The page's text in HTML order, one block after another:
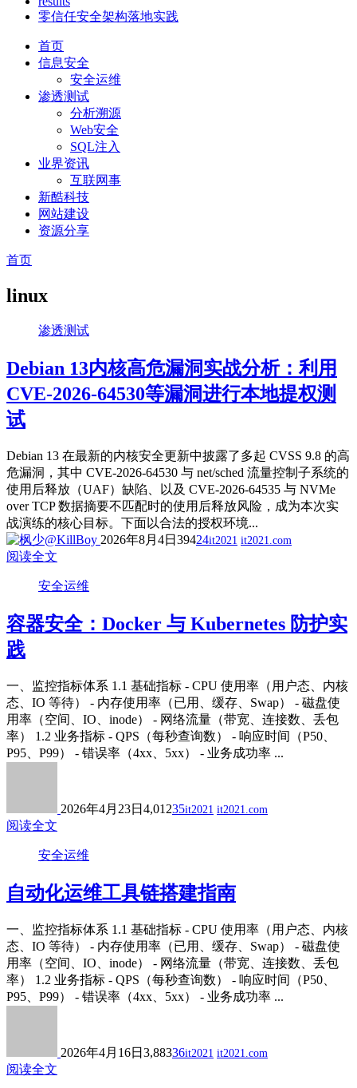
零信任安全架构落地实践
首页
信息安全
安全运维
渗透测试
分析溯源
Web安全
SQL注入
业界资讯
互联网事
新酷科技
网站建设
资源分享
首页
linux
渗透测试
Debian 13内核高危漏洞实战分析：利用
CVE-2026-64530等漏洞进行本地提权测
试
Debian 13 在最新的内核安全更新中披露了多起 CVSS 9.8 的高
危漏洞，其中 CVE‑2026‑64530 与 net/sched 流量控制子系统的
使用后释放（UAF）缺陷、以及 CVE‑2026‑64535 与 NVMe
over TCP 数据摘要不匹配时的使用后释放风险，成为本次实
战演练的核心目标。下面以合法的授权环境...
2026年8月4日 39424it2021 it2021.com
阅读全文
安全运维
容器安全：Docker 与 Kubernetes 防护实
践
一、监控指标体系 1.1 基础指标 - CPU 使用率（用户态、内核
态、IO 等待） - 内存使用率（已用、缓存、Swap） - 磁盘使
用率（空间、IO、inode） - 网络流量（带宽、连接数、丢包
率） 1.2 业务指标 - QPS（每秒查询数） - 响应时间（P50、
P95、P99） - 错误率（4xx、5xx） - 业务成功率 ...
2026年4月23日 4,01235it2021 it2021.com
阅读全文
安全运维
自动化运维工具链搭建指南
一、监控指标体系 1.1 基础指标 - CPU 使用率（用户态、内核
态、IO 等待） - 内存使用率（已用、缓存、Swap） - 磁盘使
用率（空间、IO、inode） - 网络流量（带宽、连接数、丢包
率） 1.2 业务指标 - QPS（每秒查询数） - 响应时间（P50、
P95、P99） - 错误率（4xx、5xx） - 业务成功率 ...
2026年4月16日 3,88336it2021 it2021.com
阅读全文